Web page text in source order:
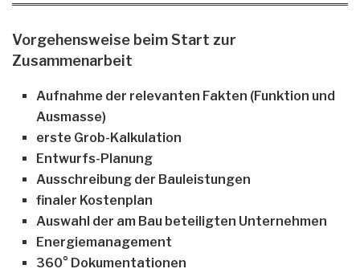
Vorgehensweise beim Start zur
Zusammenarbeit
Aufnahme der relevanten Fakten (Funktion und
Ausmasse)
erste Grob-Kalkulation
Entwurfs-Planung
Ausschreibung der Bauleistungen
finaler Kostenplan
Auswahl der am Bau beteiligten Unternehmen
Energiemanagement
360° Dokumentationen